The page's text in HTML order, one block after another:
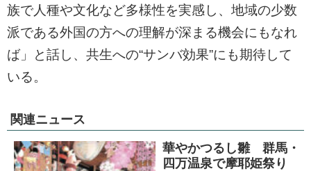
族で人種や文化など多様性を実感し、地域の少数
派である外国の方への理解が深まる機会にもなれ
ば」と話し、共生への“サンバ効果”にも期待して
いる。
関連ニュース
華やかつるし雛 群馬・
四万温泉で摩耶姫祭り